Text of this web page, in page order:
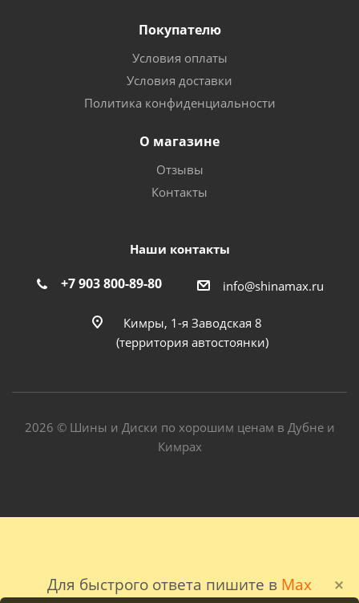
Для быстрого ответа пишите в Max
Покупателю
Условия оплаты
Условия доставки
Политика конфиденциальности
О магазине
Отзывы
Контакты
Наши контакты
+7 903 800-89-80 info@shinamax.ru
Кимры, 1-я Заводская 8
(территория автостоянки)
2026 © Шины и Диски по хорошим ценам в Дубне и
Кимрах